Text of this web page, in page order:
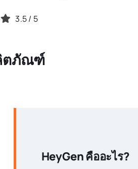
3.5/ 5
ตภัณฑ์
HeyGen คืออะไร?